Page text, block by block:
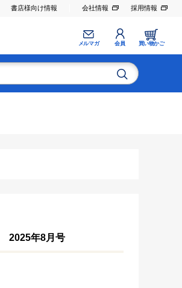
書店様向け情報 会社情報 採用情報
メルマガ 会員 買い物かご
2025年8月号